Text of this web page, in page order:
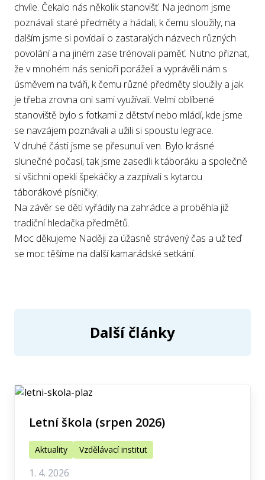
chvíle. Čekalo nás několik stanovišť. Na jednom jsme
poznávali staré předměty a hádali, k čemu sloužily, na
dalším jsme si povídali o zastaralých názvech různých
povolání a na jiném zase trénovali paměť. Nutno přiznat,
že v mnohém nás senioři poráželi a vyprávěli nám s
úsměvem na tváři, k čemu různé předměty sloužily a jak
je třeba zrovna oni sami využívali. Velmi oblíbené
stanoviště bylo s fotkami z dětství nebo mládí, kde jsme
se navzájem poznávali a užili si spoustu legrace.
V druhé části jsme se přesunuli ven. Bylo krásné
slunečné počasí, tak jsme zasedli k táboráku a společně
si všichni opekli špekáčky a zazpívali s kytarou
táborákové písničky.
Na závěr se děti vyřádily na zahrádce a proběhla již
tradiční hledačka předmětů.
Moc děkujeme Naději za úžasně strávený čas a už teď
se moc těšíme na další kamarádské setkání.
Další články
Letní škola (srpen 2026)
Aktuality Vzdělávací institut
1. 4. 2026